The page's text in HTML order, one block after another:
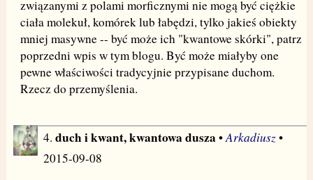
związanymi z polami morficznymi nie mogą być ciężkie
ciała molekuł, komórek lub łabędzi, tylko jakieś obiekty
mniej masywne -- być może ich "kwantowe skórki", patrz
poprzedni wpis w tym blogu. Być może miałyby one
pewne właściwości tradycyjnie przypisane duchom.
Rzecz do przemyślenia.
4. duch i kwant, kwantowa dusza •Arkadiusz•
2015-09-08